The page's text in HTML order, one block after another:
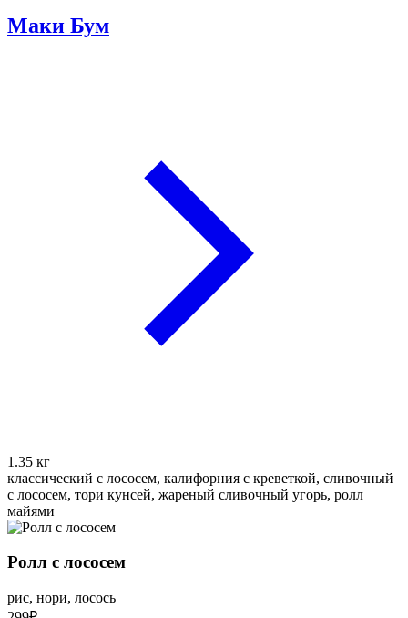
Маки Бум
1.35 кг
классический с лососем, калифорния с креветкой, сливочный
с лососем, тори кунсей, жареный сливочный угорь, ролл
майями
Ролл с лососем
рис, нори, лосось